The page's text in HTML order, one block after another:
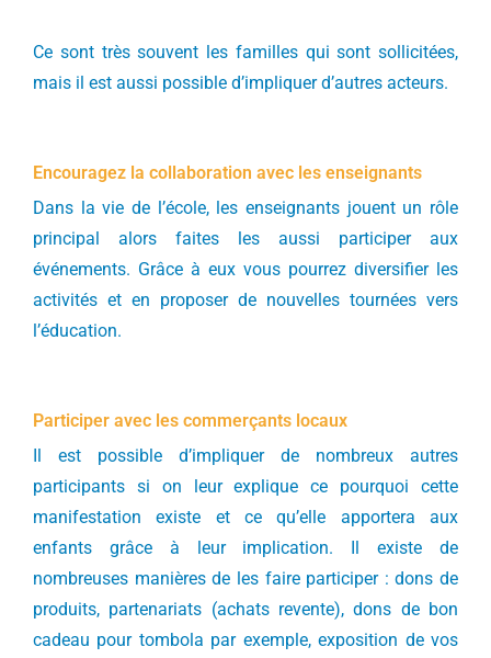
Ce sont très souvent les familles qui sont sollicitées,
mais il est aussi possible d’impliquer d’autres acteurs.
Encouragez la collaboration avec les enseignants
Dans la vie de l’école, les enseignants jouent un rôle
principal alors faites les aussi participer aux
événements. Grâce à eux vous pourrez diversifier les
activités et en proposer de nouvelles tournées vers
l’éducation.
Participer avec les commerçants locaux
Il est possible d’impliquer de nombreux autres
participants si on leur explique ce pourquoi cette
manifestation existe et ce qu’elle apportera aux
enfants grâce à leur implication. Il existe de
nombreuses manières de les faire participer : dons de
produits, partenariats (achats revente), dons de bon
cadeau pour tombola par exemple, exposition de vos